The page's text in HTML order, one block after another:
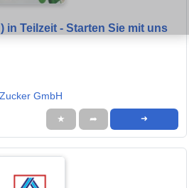
in Teilzeit - Starten Sie mit uns
GmbH
★ ➦ ➜